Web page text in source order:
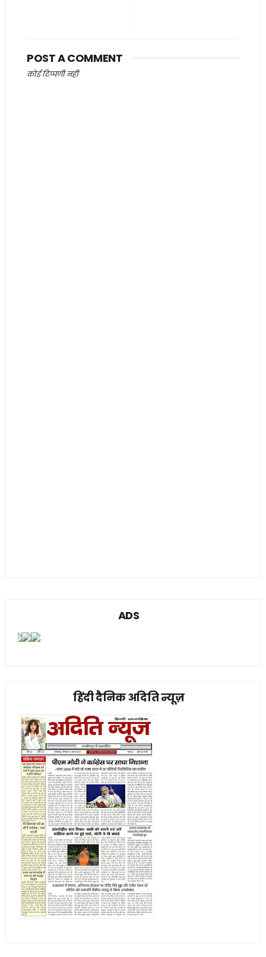
POST A COMMENT
कोई टिप्पणी नहीं
ADS
हिंदी दैनिक अदिति न्यूज़